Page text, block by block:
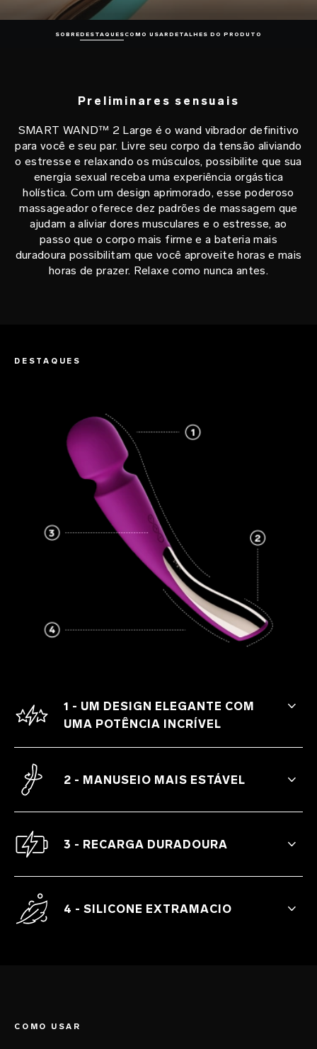
SOBREDESTAQUESCOMO USAR DETALHES DO PRODUTO
Preliminares sensuais
SMART WAND™ 2 Large é o wand vibrador definitivo
para você e seu par. Livre seu corpo da tensão aliviando
o estresse e relaxando os músculos, possibilite que sua
energia sexual receba uma experiência orgástica
holística. Com um design aprimorado, esse poderoso
massageador oferece dez padrões de massagem que
ajudam a aliviar dores musculares e o estresse, ao
passo que o corpo mais firme e a bateria mais
duradoura possibilitam que você aproveite horas e mais
horas de prazer. Relaxe como nunca antes.
DESTAQUES
1 - UM DESIGN ELEGANTE COM
UMA POTÊNCIA INCRÍVEL
2 - MANUSEIO MAIS ESTÁVEL
Controle mais seguro e resistente em
3 - RECARGA DURADOURA
Bateria com maior durabilidade e 10
4 - SILICONE EXTRAMACIO
COMO USAR